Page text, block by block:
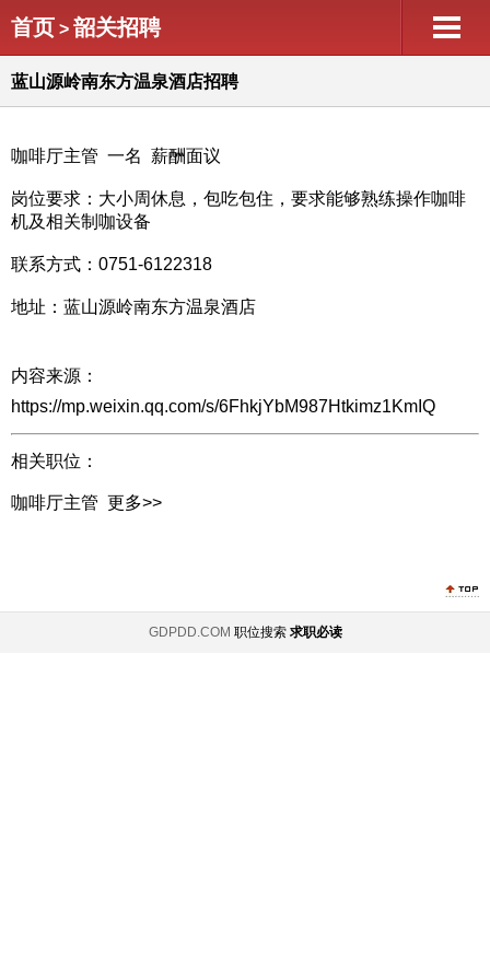
首页 > 韶关招聘
蓝山源岭南东方温泉酒店招聘
咖啡厅主管 一名 薪酬面议
岗位要求：大小周休息，包吃包住，要求能够熟练操作咖啡
机及相关制咖设备
联系方式：0751-6122318
地址：蓝山源岭南东方温泉酒店
内容来源：
https://mp.weixin.qq.com/s/6FhkjYbM987Htkimz1KmIQ
相关职位：
咖啡厅主管 更多>>
GDPDD.COM 职位搜索 求职必读